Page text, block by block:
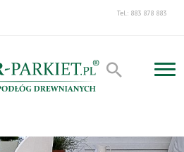
Tel.: 883 878 883